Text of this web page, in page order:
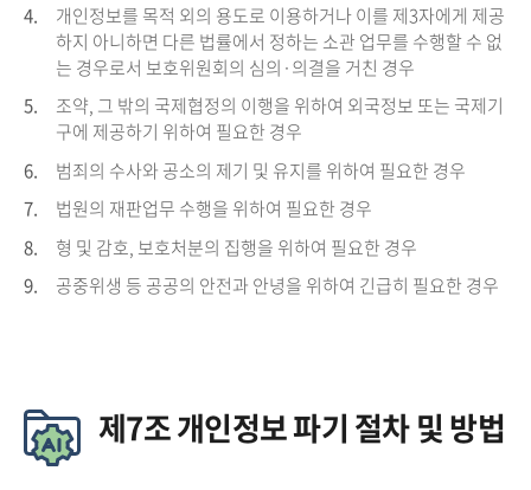
4.
개인정보를 목적 외의 용도로 이용하거나 이를 제3자에게 제공
하지 아니하면 다른 법률에서 정하는 소관 업무를 수행할 수 없
는 경우로서 보호위원회의 심의·의결을 거친 경우
5.
조약, 그 밖의 국제협정의 이행을 위하여 외국정보 또는 국제기
구에 제공하기 위하여 필요한 경우
6.
범죄의 수사와 공소의 제기 및 유지를 위하여 필요한 경우
7.
법원의 재판업무 수행을 위하여 필요한 경우
8.
형 및 감호, 보호처분의 집행을 위하여 필요한 경우
9.
공중위생 등 공공의 안전과 안녕을 위하여 긴급히 필요한 경우
제7조 개인정보 파기 절차 및 방법